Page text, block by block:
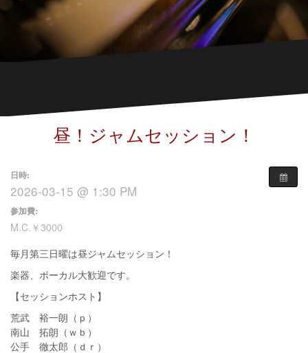
昼！ジャムセッション！
日時:
2026-03-15 @ 1:30 PM
参加費:
M.C.￥3000
毎月第三日曜は昼ジャムセッション！
楽器、ボーカル大歓迎です。
【セッションホスト】
荒武 裕一朗（ｐ）
南山 拓朗（ｗｂ）
公手 徹太郎（ｄｒ）